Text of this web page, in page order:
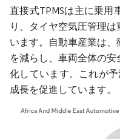
直接式TPMSは主に乗用
り、タイヤ空気圧管理
います。自動車産業は
を減らし、車両全体の
化しています。これが
成長を促進しています。